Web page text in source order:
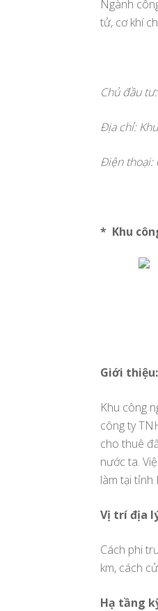
Ngành
tử, cơ khí
Chủ đầu
Địa chỉ:
Điện thoại:
* Khu
Giới thiệu:
Khu công
công ty
cho thuê
nước ta.
làm tại tỉnh
Vị trí địa
Cách phi
km, cách
Hạ tầng